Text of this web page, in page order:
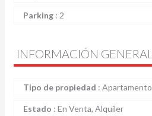
Parking : 2
INFORMACIÓN GENERAL
Tipo de propiedad : Apartamento
Estado : En Venta, Alquiler